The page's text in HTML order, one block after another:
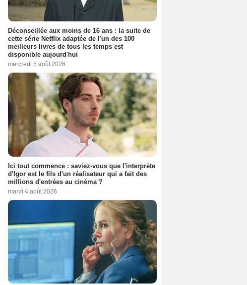
Déconseillée aux moins de 16 ans : la suite de
cette série Netflix adaptée de l'un des 100
meilleurs livres de tous les temps est
disponible aujourd'hui
mercredi 5 août 2026
Ici tout commence : saviez-vous que l'interprète
d'Igor est le fils d'un réalisateur qui a fait des
millions d'entrées au cinéma ?
mardi 4 août 2026